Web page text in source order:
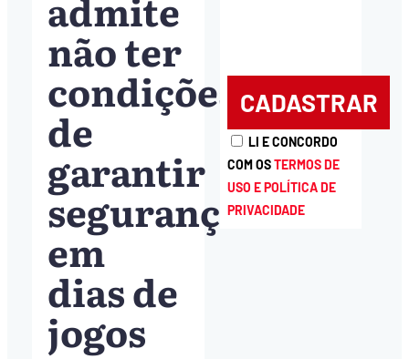
não ter
condições
de
garantir
segurança
em
dias de
jogos
LI E CONCORDO
COM OSTERMOS DE
USO E POLÍTICA DE
PRIVACIDADE